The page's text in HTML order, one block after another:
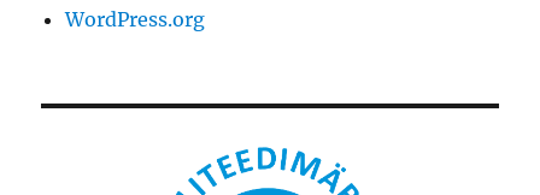
WordPress.org